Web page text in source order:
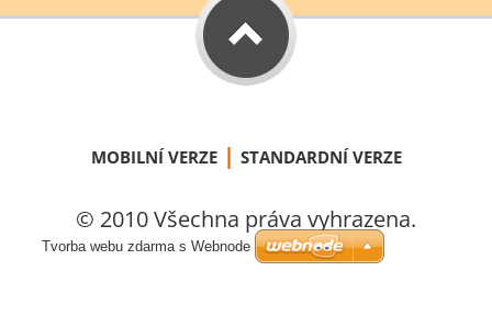
MOBILNÍ VERZE | STANDARDNÍ VERZE
© 2010 Všechna práva vyhrazena.
Tvorba webu zdarma s Webnode